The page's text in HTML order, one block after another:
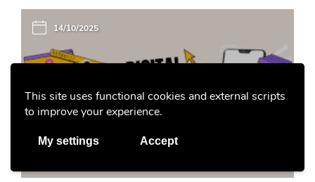
This site uses functional cookies and external scripts
to improve your experience.
My settings Accept
14/10/2025
BEE SECURE
pour le groupe DIGITAL